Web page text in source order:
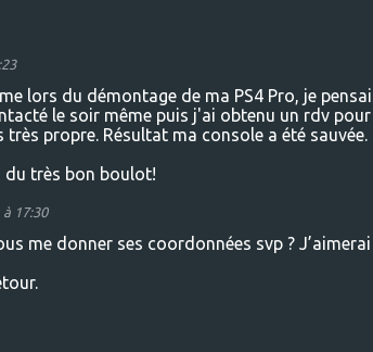
lors du démontage de ma PS4 Pro, je
le soir même puis j'ai obtenu un rdv
propre. Résultat ma console a été sauvée.
du très bon boulot!
17:30
me donner ses coordonnées svp ?